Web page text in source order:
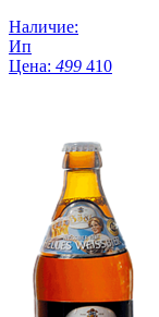
Наличие:
Ип
Цена: 499 410